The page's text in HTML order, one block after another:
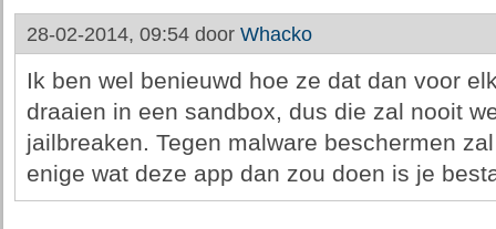
28-02-2014, 09:54 door Whacko
Ik ben wel benieuwd hoe ze dat dan voor
draaien in een sandbox, dus die zal nooit
jailbreaken. Tegen malware beschermen
enige wat deze app dan zou doen is je